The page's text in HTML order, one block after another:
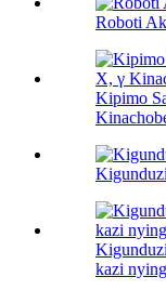
Roboti
Kipimo
kazi